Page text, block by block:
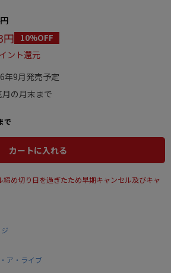
円 10%OFF
ント還元
年9月発売予定
月の月末まで
で
カートに入れる
締め切り日を過ぎたため早期キャンセル及びキャ
ア・ライブ